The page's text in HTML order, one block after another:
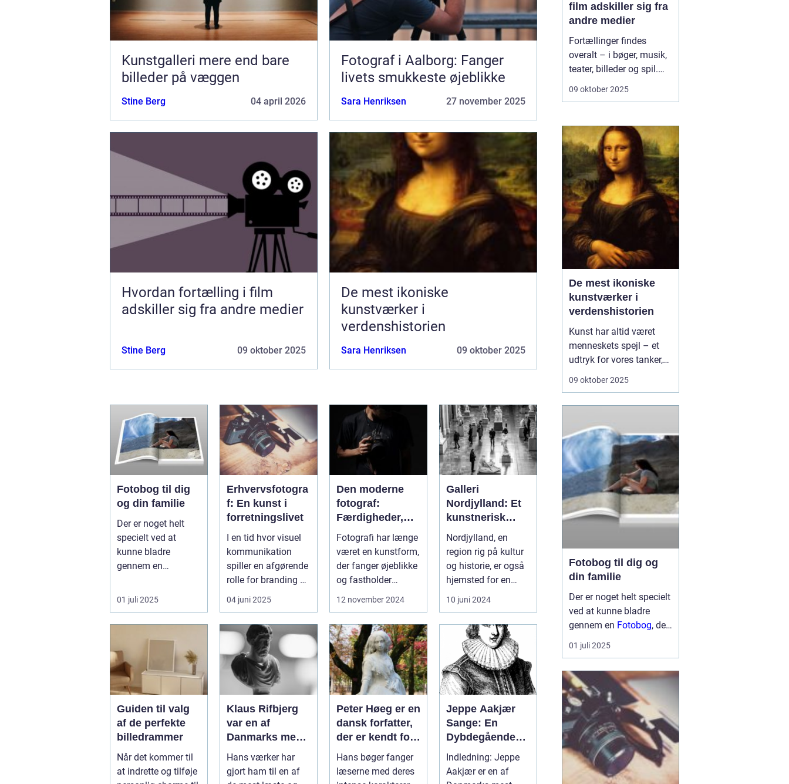
Kunstgalleri mere end bare
billeder på væggen
Stine Berg 04 april 2026
Fotograf i Aalborg: Fanger
livets smukkeste øjeblikke
Sara Henriksen 27 november 2025
Hvordan fortælling i film
adskiller sig fra andre medier
Stine Berg 09 oktober 2025
De mest ikoniske
kunstværker i
verdenshistorien
Sara Henriksen 09 oktober 2025
Fotobog til dig
og din familie
Der er noget helt
specielt ved at
kunne bladre
gennem en
bogstaveligt samler
minde...
01 juli 2025
Erhvervsfotogra
f: En kunst i
forretningslivet
I en tid hvor visuel
kommunikation
spiller en afgørende
rolle for branding og
markedsfø...
04 juni 2025
Den moderne
fotograf:
Færdigheder,
teknik og
kreativitet
Fotografi har længe
været en kunstform,
der fanger øjeblikke
og fastholder
minder. I dag, mere
12 november 2024
Galleri
Nordjylland: Et
kunstnerisk
epicenter i det
danske
landskab
Nordjylland, en
region rig på kultur
og historie, er også
hjemsted for en
spirende
kunstscene. Regio...
10 juni 2024
Guiden til valg
af de perfekte
billedrammer
Når det kommer til
at indrette og tilføje
Klaus Rifbjerg
var en af
Danmarks mest
betydningsfulde
forfattere og
forfatter til en
Hans værker har
gjort ham til en af
Peter Høeg er en
dansk forfatter,
der er kendt for
sine
spændende,
filosofiske og
Hans bøger fanger
læserne med deres
Jeppe Aakjær
Sange: En
Dybdegående
Undersøgelse af
Danmarks Mest
Kendte Digter
Indledning: Jeppe
Aakjær er en af
film adskiller sig fra
andre medier
Fortællinger findes
overalt – i bøger, musik,
teater, billeder og spil.
Men når det gælder film,
historier fortalt med ord
– de er historier fortalt
gennem billeder, ...
09 oktober 2025
De mest ikoniske
kunstværker i
verdenshistorien
Kunst har altid været
menneskets spejl – et
udtryk for vores tanker,
tro, følelser og drømme.
kunstværker fungeret
som både historiske
dokumenter o...
09 oktober 2025
Fotobog til dig og
din familie
Der er noget helt specielt
ved at kunne bladre
gennem en Fotobog, der
helt bogstaveligt samler
minder i en smuk og
fotobog er ikke blot en
række billeder. Det er en
ku...
01 juli 2025